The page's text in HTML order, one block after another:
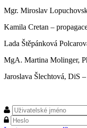
Mgr. Miroslav
Kamila Cretan –
Lada Štěpánková
MgA. Martina Molinger,
Jaroslava Šlechtová, DiS